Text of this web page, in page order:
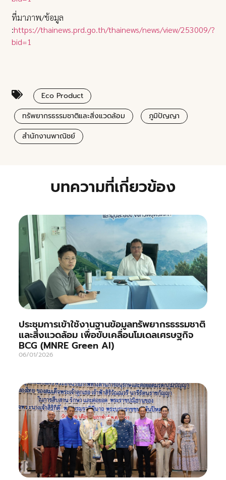
ที่มาภาพ/ข้อมูล
:https://thainews.prd.go.th/thainews/news/view/253009/?
bid=1
Eco Product
ทรัพยากรธรรมชาติและสิ่งแวดล้อม
ภูมิปัญญา
สำนักงานพาณิชย์
บทความที่เกี่ยวข้อง
ประชุมการเข้าใช้งานฐานข้อมูลทรัพยากรธรรมชาติ
และสิ่งแวดล้อม เพื่อขับเคลื่อนโมเดลเศรษฐกิจ
BCG (MNRE Green AI)
06/01/2026